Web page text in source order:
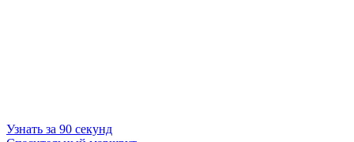
Узнать за 90 секунд